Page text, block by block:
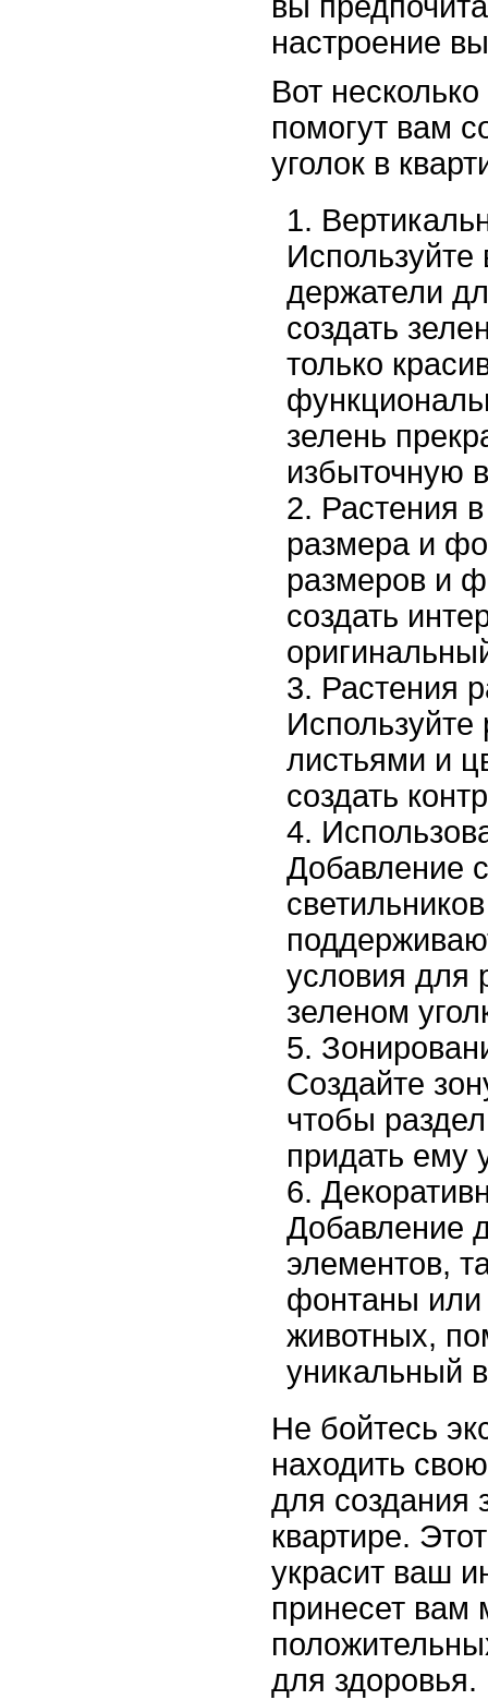
настроение
Вот
помогут вам
уголок в
Используйте
держатели
создать
только
зелень
избыточную
Растения
размера и
размеров и
создать
Растения
листьями и
создать
Добавление
условия для
зеленом
Создайте
чтобы
придать ему
Добавление
элементов,
фонтаны или
животных,
уникальный
Не бойтесь
находить
для создания
квартире.
украсит ваш
принесет вам
для здоровья.